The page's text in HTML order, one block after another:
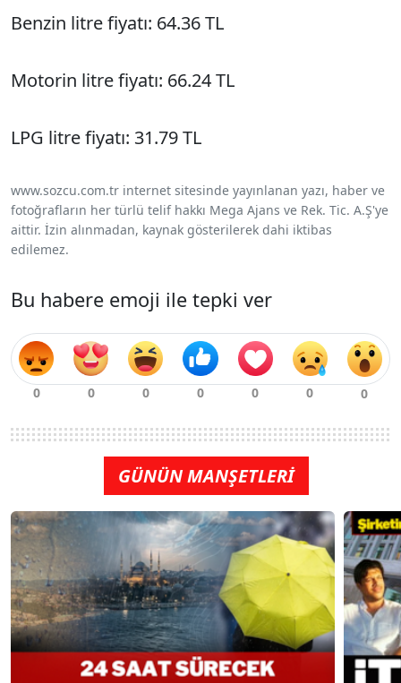
Benzin litre fiyatı: 64.36 TL
Motorin litre fiyatı: 66.24 TL
LPG litre fiyatı: 31.79 TL
www.sozcu.com.tr internet sitesinde yayınlanan yazı, haber ve
fotoğrafların her türlü telif hakkı Mega Ajans ve Rek. Tic. A.Ş'ye
aittir. İzin alınmadan, kaynak gösterilerek dahi iktibas
edilemez.
Bu habere emoji ile tepki ver
GÜNÜN MANŞETLERİ